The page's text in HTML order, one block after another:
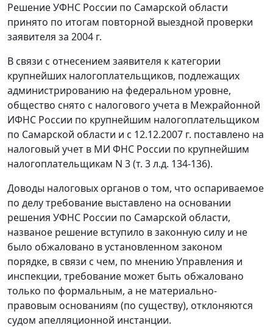
Решение УФНС России по Самарской области
принято по итогам повторной выездной проверки
заявителя за 2004 г.
В связи с отнесением заявителя к категории
крупнейших налогоплательщиков, подлежащих
администрированию на федеральном уровне,
общество снято с налогового учета в Межрайонной
ИФНС России по крупнейшим налогоплательщиком
по Самарской области и с 12.12.2007 г. поставлено на
налоговый учет в МИ ФНС России по крупнейшим
налогоплательщикам N 3 (т. 3 л.д. 134-136).
Доводы налоговых органов о том, что оспариваемое
по делу требование выставлено на основании
решения УФНС России по Самарской области,
названое решение вступило в законную силу и не
было обжаловано в установленном законом
порядке, в связи с чем, по мнению Управления и
инспекции, требование может быть обжаловано
только по формальным, а не материально-
правовым основаниям (по существу), отклоняются
судом апелляционной инстанции.